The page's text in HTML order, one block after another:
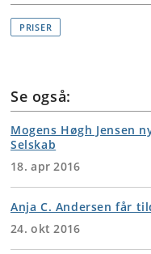
PRISER
Se også:
Mogens Høgh Jensen
Selskab
18. apr 2016
Anja C. Andersen får
24. okt 2016